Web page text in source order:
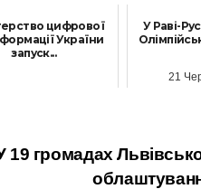
цифрової
України
запуск...
У Раві-
21
19 громадах